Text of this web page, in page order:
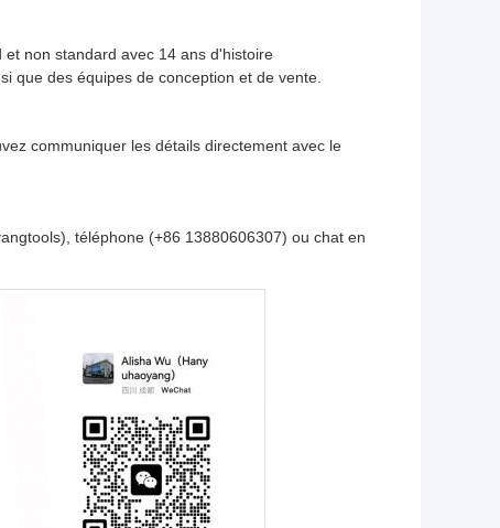
non standard avec 14 ans d'histoire
que des équipes de conception et de vente.
communiquer les détails directement avec le
téléphone (+86 13880606307) ou chat en